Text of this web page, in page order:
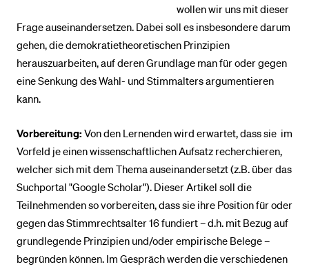
wollen wir uns mit dieser
Frage auseinandersetzen. Dabei soll es insbesondere darum
gehen, die demokratietheoretischen Prinzipien
herauszuarbeiten, auf deren Grundlage man für oder gegen
eine Senkung des Wahl- und Stimmalters argumentieren
kann.
Vorbereitung: Von den Lernenden wird erwartet, dass sie im
Vorfeld je einen wissenschaftlichen Aufsatz recherchieren,
welcher sich mit dem Thema auseinandersetzt (z.B. über das
Suchportal "Google Scholar"). Dieser Artikel soll die
Teilnehmenden so vorbereiten, dass sie ihre Position für oder
gegen das Stimmrechtsalter 16 fundiert – d.h. mit Bezug auf
grundlegende Prinzipien und/oder empirische Belege –
begründen können. Im Gespräch werden die verschiedenen
Sportangebot
Menuplan Mensa
Anmeldung und Zulassung